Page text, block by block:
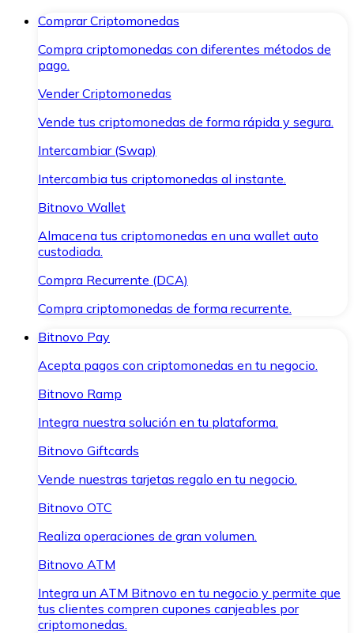
Comprar Criptomonedas
Compra criptomonedas con diferentes métodos de
pago.
Vender Criptomonedas
Vende tus criptomonedas de forma rápida y segura.
Intercambiar (Swap)
Intercambia tus criptomonedas al instante.
Bitnovo Wallet
Almacena tus criptomonedas en una wallet auto
custodiada.
Compra Recurrente (DCA)
Compra criptomonedas de forma recurrente.
Bitnovo Pay
Acepta pagos con criptomonedas en tu negocio.
Bitnovo Ramp
Integra nuestra solución en tu plataforma.
Bitnovo Giftcards
Vende nuestras tarjetas regalo en tu negocio.
Bitnovo OTC
Realiza operaciones de gran volumen.
Bitnovo ATM
Integra un ATM Bitnovo en tu negocio y permite que
tus clientes compren cupones canjeables por
criptomonedas.